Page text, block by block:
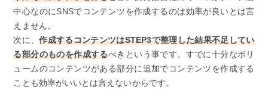
中心なのにSNSでコンテンツを作成するのは効率が良いとは言
えません。
次に、作成するコンテンツはSTEP3で整理した結果不足してい
る部分のものを作成するべきという事です。すでに十分なボリ
ュームのコンテンツがある部分に追加でコンテンツを作成する
ことも効率がいいとは言えないからです。